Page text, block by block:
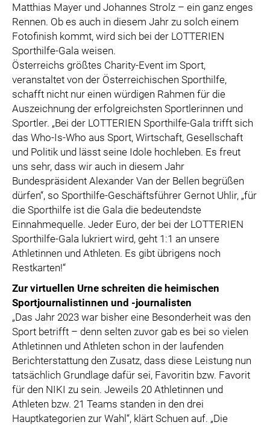
Matthias Mayer und Johannes Strolz – ein ganz enges
Rennen. Ob es auch in diesem Jahr zu solch einem
Fotofinish kommt, wird sich bei der LOTTERIEN
Sporthilfe-Gala weisen.
Österreichs größtes Charity-Event im Sport,
veranstaltet von der Österreichischen Sporthilfe,
schafft nicht nur einen würdigen Rahmen für die
Auszeichnung der erfolgreichsten Sportlerinnen und
Sportler. „Bei der LOTTERIEN Sporthilfe-Gala trifft sich
das Who-Is-Who aus Sport, Wirtschaft, Gesellschaft
und Politik und lässt seine Idole hochleben. Es freut
uns sehr, dass wir auch in diesem Jahr
Bundespräsident Alexander Van der Bellen begrüßen
dürfen“, so Sporthilfe-Geschäftsführer Gernot Uhlir, „für
die Sporthilfe ist die Gala die bedeutendste
Einnahmequelle. Jeder Euro, der bei der LOTTERIEN
Sporthilfe-Gala lukriert wird, geht 1:1 an unsere
Athletinnen und Athleten. Es gibt übrigens noch
Restkarten!“
Zur virtuellen Urne schreiten die heimischen
Sportjournalistinnen und -journalisten
„Das Jahr 2023 war bisher eine Besonderheit was den
Sport betrifft – denn selten zuvor gab es bei so vielen
Athletinnen und Athleten schon in der laufenden
Berichterstattung den Zusatz, dass diese Leistung nun
tatsächlich Grundlage dafür sei, Favoritin bzw. Favorit
für den NIKI zu sein. Jeweils 20 Athletinnen und
Athleten bzw. 21 Teams standen in den drei
Hauptkategorien zur Wahl“, klärt Schuen auf. „Die